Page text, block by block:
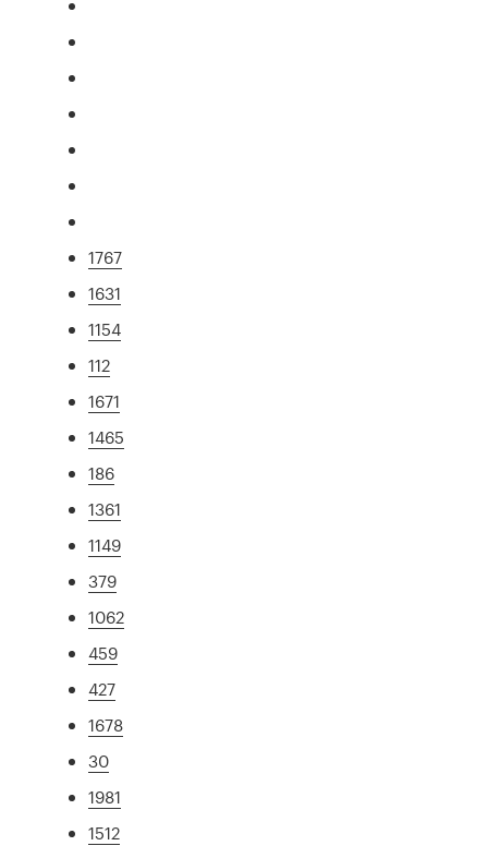
1767
1631
1154
112
1671
1465
186
1361
1149
379
1062
459
427
1678
30
1981
1512